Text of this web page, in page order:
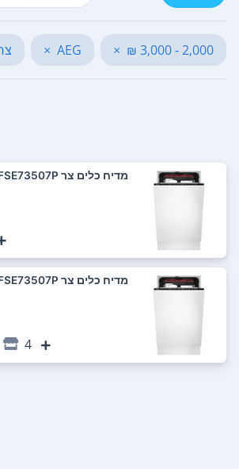
2,000 - 3,000 ₪
×
AEG
×
מדיח כלים ‏צר AEG FSE73507P
מדיח כלים ‏צר AEG FSE73507P
4